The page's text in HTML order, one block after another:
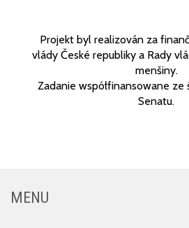
Projekt byl realizován za
vlády České republiky a Rady
menšiny.
Zadanie współfinansowane ze
Senatu.
MENU